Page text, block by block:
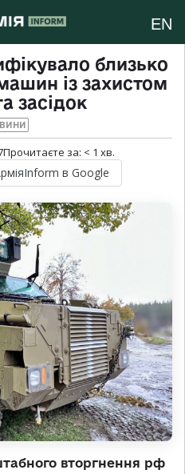
EN
близько
із захистом
засідок
Прочитаєте за: < 1 хв.
в Google
вторгнення рф